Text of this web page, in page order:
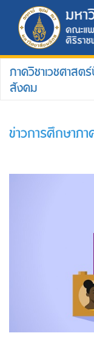
ภาควิชาเวชศาสต
สังคม
ข่าวการศึกษาภา